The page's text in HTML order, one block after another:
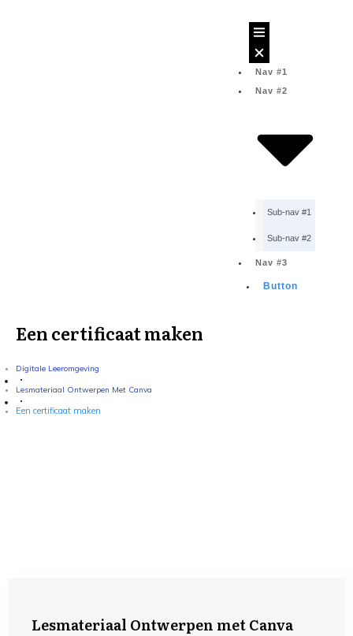
Nav #1
Nav #2
Sub-nav #1
Sub-nav #2
Nav #3
Button
Een certificaat maken
Digitale Leeromgeving
Lesmateriaal Ontwerpen Met Canva
Een certificaat maken
Lesmateriaal Ontwerpen met Canva